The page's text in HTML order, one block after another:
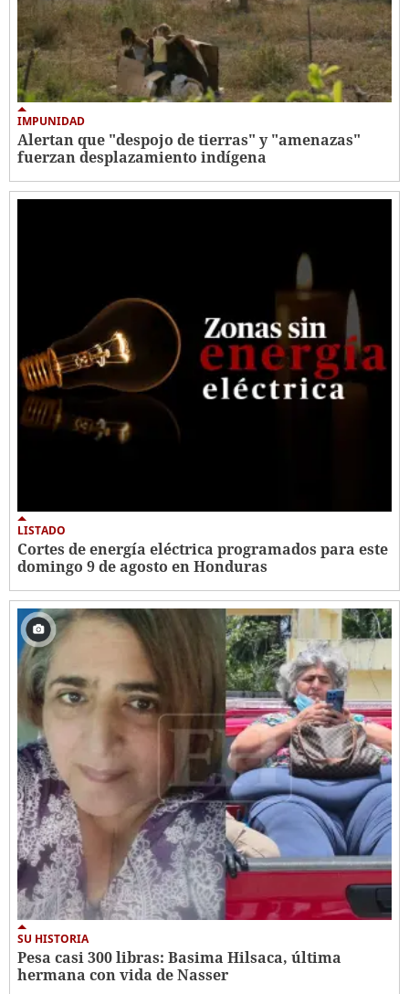
IMPUNIDAD
Alertan que "despojo de tierras" y "amenazas"
fuerzan desplazamiento indígena
LISTADO
Cortes de energía eléctrica programados para este
domingo 9 de agosto en Honduras
SU HISTORIA
Pesa casi 300 libras: Basima Hilsaca, última
hermana con vida de Nasser